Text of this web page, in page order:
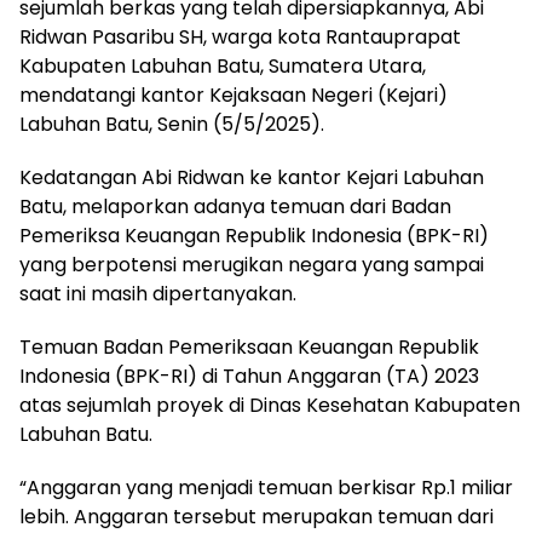
sejumlah berkas yang telah dipersiapkannya, Abi
Ridwan Pasaribu SH, warga kota Rantauprapat
Kabupaten Labuhan Batu, Sumatera Utara,
mendatangi kantor Kejaksaan Negeri (Kejari)
Labuhan Batu, Senin (5/5/2025).
Kedatangan Abi Ridwan ke kantor Kejari Labuhan
Batu, melaporkan adanya temuan dari Badan
Pemeriksa Keuangan Republik Indonesia (BPK-RI)
yang berpotensi merugikan negara yang sampai
saat ini masih dipertanyakan.
Temuan Badan Pemeriksaan Keuangan Republik
Indonesia (BPK-RI) di Tahun Anggaran (TA) 2023
atas sejumlah proyek di Dinas Kesehatan Kabupaten
Labuhan Batu.
“Anggaran yang menjadi temuan berkisar Rp.1 miliar
lebih. Anggaran tersebut merupakan temuan dari